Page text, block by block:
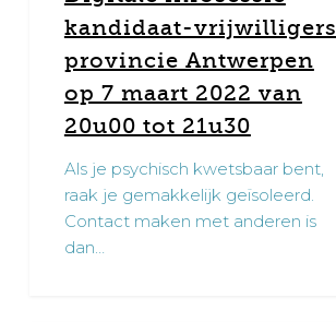
2022
20u00
21u30
kandidaat-vrijwilligers
provincie Antwerpen
op 7 maart 2022 van
20u00 tot 21u30
Als je psychisch kwetsbaar bent,
raak je gemakkelijk geïsoleerd.
Contact maken met anderen is
dan…